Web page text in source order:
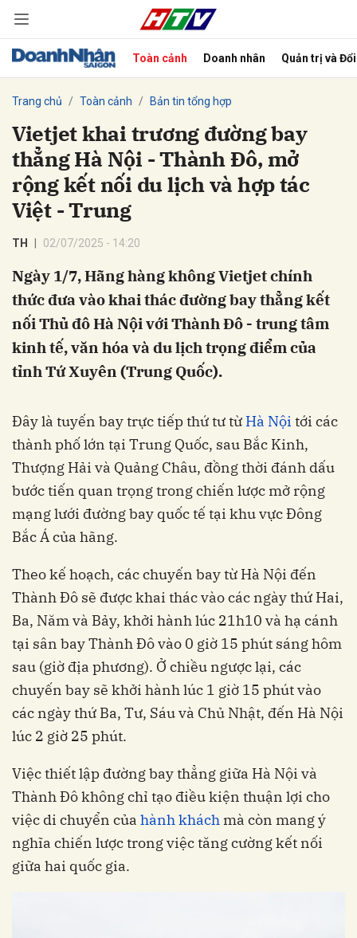
Toàn cảnh Doanh nhân Quản trị và
Trang chủ Toàn cảnh Bản tin tổng hợp
Vietjet khai trương đường bay
thẳng Hà Nội - Thành Đô, mở
rộng kết nối du lịch và hợp tác
Việt - Trung
TH 02/07/2025 - 14:20
Ngày 1/7, Hãng hàng không Vietjet chính
thức đưa vào khai thác đường bay thẳng kết
nối Thủ đô Hà Nội với Thành Đô - trung tâm
kinh tế, văn hóa và du lịch trọng điểm của
tỉnh Tứ Xuyên (Trung Quốc).
Đây là tuyến bay trực tiếp thứ tư từ Hà Nội tới các
thành phố lớn tại Trung Quốc, sau Bắc Kinh,
Thượng Hải và Quảng Châu, đồng thời đánh dấu
bước tiến quan trọng trong chiến lược mở rộng
mạng lưới đường bay quốc tế tại khu vực Đông
Bắc Á của hãng.
Theo kế hoạch, các chuyến bay từ Hà Nội đến
Thành Đô sẽ được khai thác vào các ngày thứ Hai,
Ba, Năm và Bảy, khởi hành lúc 21h10 và hạ cánh
tại sân bay Thành Đô vào 0 giờ 15 phút sáng hôm
sau (giờ địa phương). Ở chiều ngược lại, các
chuyến bay sẽ khởi hành lúc 1 giờ 15 phút vào
các ngày thứ Ba, Tư, Sáu và Chủ Nhật, đến Hà Nội
lúc 2 giờ 25 phút.
Việc thiết lập đường bay thẳng giữa Hà Nội và
Thành Đô không chỉ tạo điều kiện thuận lợi cho
việc di chuyển của hành khách mà còn mang ý
nghĩa chiến lược trong việc tăng cường kết nối
giữa hai quốc gia.